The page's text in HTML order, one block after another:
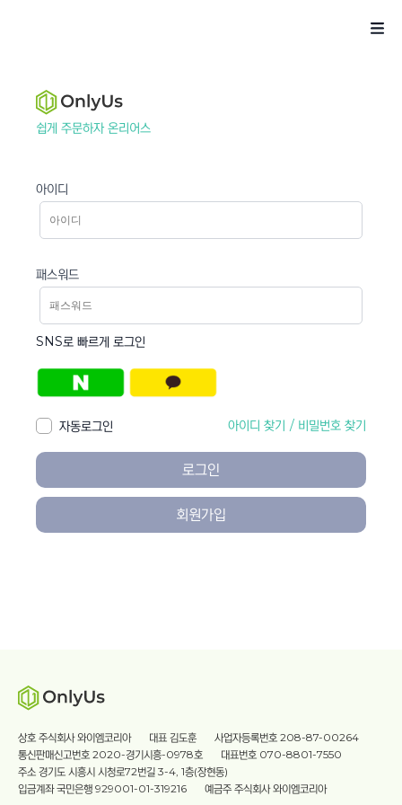
쉽게 주문하자 온리어스
아이디
패스워드
SNS로 빠르게 로그인
자동로그인 아이디 찾기 / 비밀번호 찾기
로그인
회원가입
상호 주식회사 와이엠코리아 대표 김도훈
사업자등록번호 208-87-00264
통신판매신고번호 2020-경기시흥-0978호
대표번호 070-8801-7550
주소 경기도 시흥시 시청로72번길 3-4, 1층(장현동)
입금계좌 국민은행 929001-01-319216
예금주 주식회사 와이엠코리아